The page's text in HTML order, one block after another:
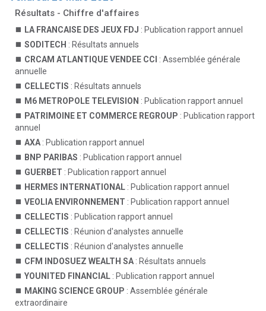
Résultats - Chiffre d'affaires
LA FRANCAISE DES JEUX FDJ : Publication rapport annuel
SODITECH : Résultats annuels
CRCAM ATLANTIQUE VENDEE CCI : Assemblée générale
annuelle
CELLECTIS : Résultats annuels
M6 METROPOLE TELEVISION : Publication rapport annuel
PATRIMOINE ET COMMERCE REGROUP : Publication rapport
annuel
AXA : Publication rapport annuel
BNP PARIBAS : Publication rapport annuel
GUERBET : Publication rapport annuel
HERMES INTERNATIONAL : Publication rapport annuel
VEOLIA ENVIRONNEMENT : Publication rapport annuel
CELLECTIS : Publication rapport annuel
CELLECTIS : Réunion d'analystes annuelle
CELLECTIS : Réunion d'analystes annuelle
CFM INDOSUEZ WEALTH SA : Résultats annuels
YOUNITED FINANCIAL : Publication rapport annuel
MAKING SCIENCE GROUP : Assemblée générale
extraordinaire